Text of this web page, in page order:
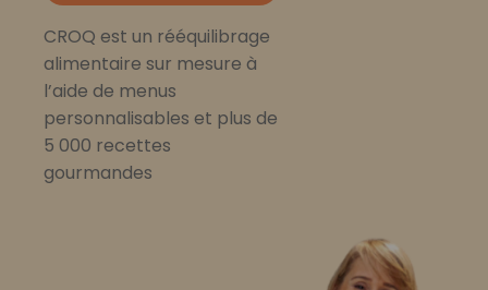
CROQ est un rééquilibrage
alimentaire sur mesure à
l’aide de menus
personnalisables et plus de
5 000 recettes
gourmandes